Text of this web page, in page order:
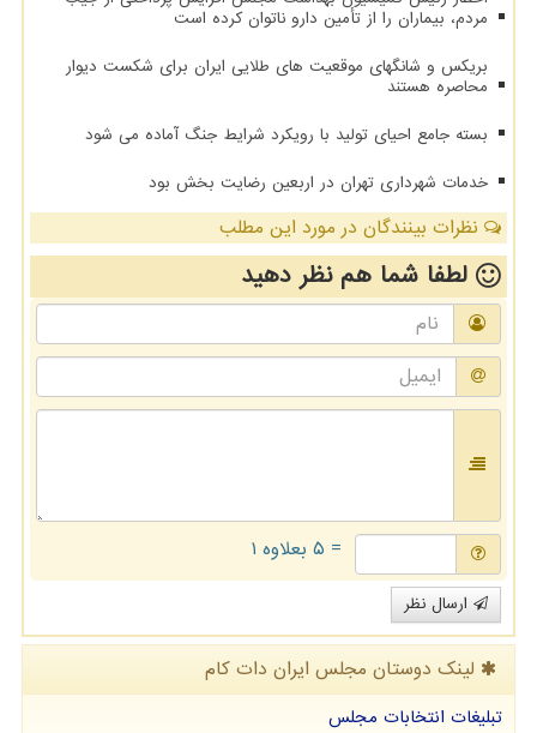
مردم، بیماران را از تأمین دارو ناتوان کرده است
بریکس و شانگهای موقعیت های طلایی ایران برای شکست دیوار
محاصره هستند
بسته جامع احیای تولید با رویکرد شرایط جنگ آماده می شود
خدمات شهرداری تهران در اربعین رضایت بخش بود
نظرات بینندگان در مورد این مطلب
لطفا شما همنظر دهید
= ۵ بعلاوه ۱
ارسال نظر
لینک دوستان مجلس ایران دات كام
تبلیغات انتخابات مجلس